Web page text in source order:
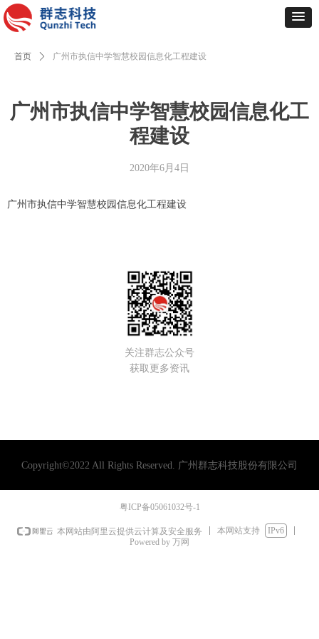
广州市执信中学智慧校园信息化工
程建设
首页 ꄲ 广州市执信中学智慧校园信息化工程建设
广州市执信中学智慧校园信息化工程建设
2020年6月4日
关注群志公众号
获取更多资讯
Copyright©2022 All Rights Reserved. 广州群志科技股份有限公司
粤ICP备05061032号-1
本网站由阿里云提供云计算及安全服务 本网站支持
IPv6
Powered by 万网